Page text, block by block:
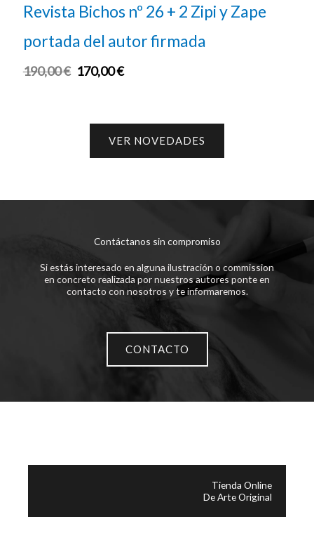
+ Revista Bichos nº 23 + 2 Zipi y Zape
con portada del autor firmada
180,00€ 165,00€
VER NOVEDADES
Contáctanos sin compromiso
Si estás interesado en alguna ilustración o commission
en concreto realizada por nuestros autores ponte en
contacto con nosotros y te informaremos.
CONTACTO
Tienda Online
De Arte Original